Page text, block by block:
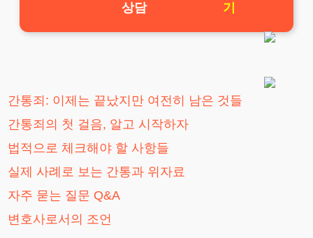
상담
기
간통죄: 이제는 끝났지만 여전히 남은 것들
간통죄의 첫 걸음, 알고 시작하자
법적으로 체크해야 할 사항들
실제 사례로 보는 간통과 위자료
자주 묻는 질문 Q&A
변호사로서의 조언